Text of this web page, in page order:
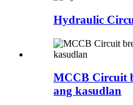
Hydraulic
MCCB Circuit
ang kasudlan